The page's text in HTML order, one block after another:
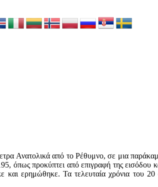
Ανατολικά από το Ρέθυμνο, σε μια
όπως προκύπτει από επιγραφή της
και ερημώθηκε. Τα τελευταία χρόνια του